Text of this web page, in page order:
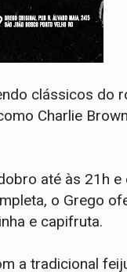
clássicos do
Charlie
até às 21h
o Grego
e capifruta.
a tradicional